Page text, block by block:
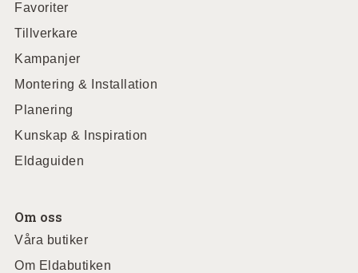
Favoriter
Tillverkare
Kampanjer
Montering & Installation
Planering
Kunskap & Inspiration
Eldaguiden
Om oss
Våra butiker
Om Eldabutiken